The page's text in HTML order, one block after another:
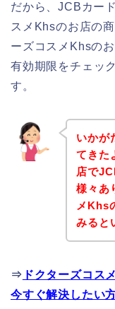
だから、JCBカー
スメKhsのお店の
ーズコスメKhsの
有効期限をチェッ
す。
いかが
てきた
店で
様々あ
メKhs
みると
⇒ ドクターズコス
今すぐ解決したい